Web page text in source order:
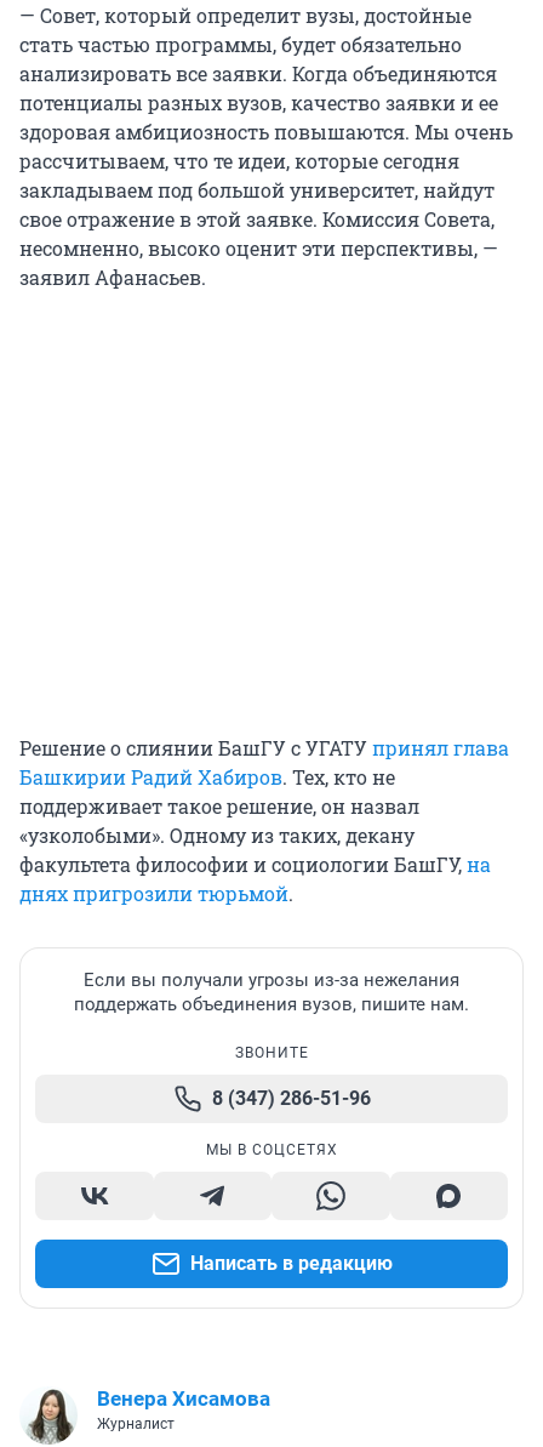
— Совет, который определит вузы, достойные
стать частью программы, будет обязательно
анализировать все заявки. Когда объединяются
потенциалы разных вузов, качество заявки и ее
здоровая амбициозность повышаются. Мы очень
рассчитываем, что те идеи, которые сегодня
закладываем под большой университет, найдут
свое отражение в этой заявке. Комиссия Совета,
несомненно, высоко оценит эти перспективы, —
заявил Афанасьев.
Решение о слиянии БашГУ с УГАТУпринял глава
Башкирии Радий Хабиров. Тех, кто не
поддерживает такое решение, он назвал
«узколобыми». Одному из таких, декану
факультета философии и социологии БашГУ,на
днях пригрозили тюрьмой.
Если вы получали угрозы из-за нежелания
поддержать объединения вузов, пишите нам.
ЗВОНИТЕ
8 (347) 286-51-96
МЫ В СОЦСЕТЯХ
Написать в редакцию
Венера Хисамова
Журналист